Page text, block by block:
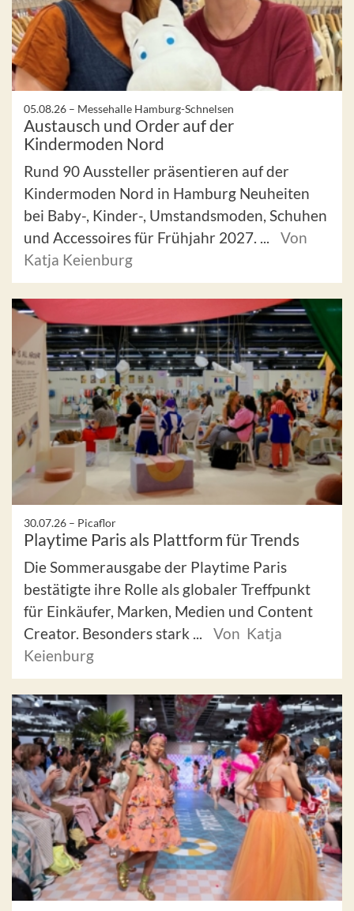
05.08.26 – Messehalle Hamburg-Schnelsen
Austausch und Order auf der
Kindermoden Nord
Rund 90 Aussteller präsentieren auf der
Kindermoden Nord in Hamburg Neuheiten
bei Baby-, Kinder-, Umstandsmoden, Schuhen
und Accessoires für Frühjahr 2027. ...
Von
Katja Keienburg
30.07.26 – Picaflor
Playtime Paris als Plattform für Trends
Die Sommerausgabe der Playtime Paris
bestätigte ihre Rolle als globaler Treffpunkt
für Einkäufer, Marken, Medien und Content
Creator. Besonders stark ...
Von Katja
Keienburg